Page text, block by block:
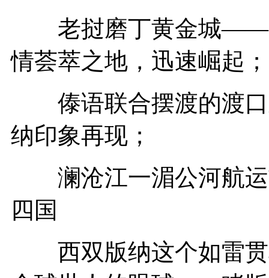
老挝磨丁黄金城——
情荟萃之地，迅速崛起；
傣语联合摆渡的渡口
纳印象再现；
澜沧江一湄公河航运
四国
西双版纳这个如雷贯